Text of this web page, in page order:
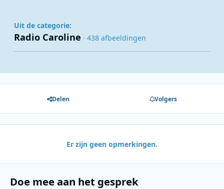
Uit de categorie:
Radio Caroline · 438 afbeeldingen
Delen Volgers
Er zijn geen opmerkingen.
Doe mee aan het gesprek